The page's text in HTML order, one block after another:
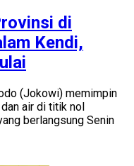
di
Kendi,
(Jokowi) memimpin
air di titik nol
berlangsung Senin